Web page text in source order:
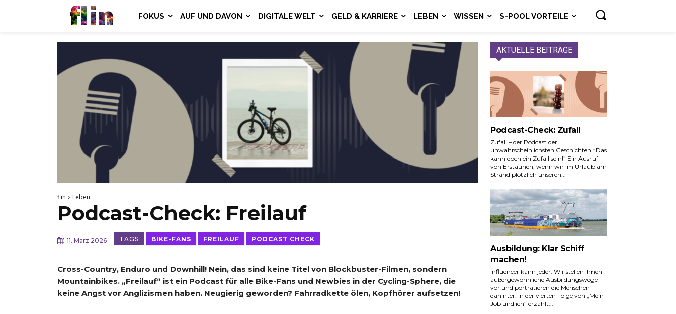
flin FOKUS AUF UND DAVON DIGITALE WELT GELD & KARRIERE LEBEN WISSEN S-POOL VORTEILE
flin Leben
Podcast-Check: Freilauf
11. März 2026 TAGS BIKE-FANS FREILAUF PODCAST CHECK
Cross-Country, Enduro und Downhill! Nein, das sind keine Titel von Blockbuster-Filmen, sondern
Mountainbikes. „Freilauf“ ist ein Podcast für alle Bike-Fans und Newbies in der Cycling-Sphere, die
keine Angst vor Anglizismen haben. Neugierig geworden? Fahrradkette ölen, Kopfhörer aufsetzen!
AKTUELLE BEITRÄGE
Podcast-Check: Zufall
Zufall – der Podcast der
unwahrscheinlichsten Geschichten “Das
kann doch ein Zufall sein!” Ein Ausruf
von Erstaunen, wenn wir im Urlaub am
Strand plötzlich unseren...
Ausbildung: Klar Schiff
machen!
Influencer kann jeder: Wir stellen Ihnen
außergewöhnliche Ausbildungswege
vor und porträtieren die Menschen
dahinter. In der vierten Folge von „Mein
Job und ich“ erzählt...